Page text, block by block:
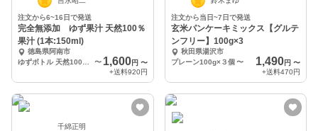
注文から6~16日で発送
完全無添加 ゆず果汁 天然100％
果汁 (1本:150ml)
徳島県阿南市
〜 1,600円 〜
+送料920円
注文から当日~7日で発送
玄米パンケーキミックス【グルテ
ンフリー】100g×3
秋田県湯沢市
プレーン100g×３個 〜 1,490円 〜
+送料470円
千綿正明